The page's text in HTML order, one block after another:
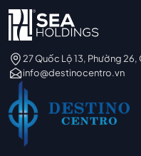
27 Quốc Lộ 13, Phường 26,
info@destinocentro.vn